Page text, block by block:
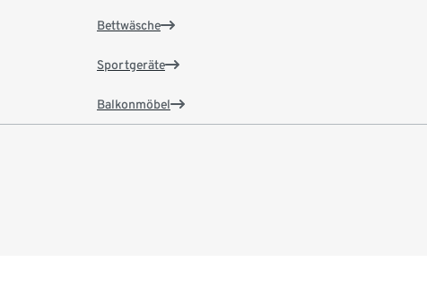
Bettwäsche
Sportgeräte
Balkonmöbel